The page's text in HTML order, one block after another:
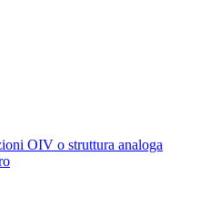
OIV o struttura analoga